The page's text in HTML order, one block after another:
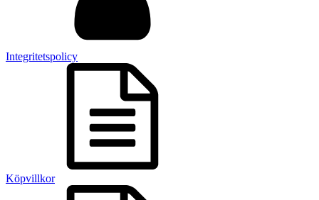
Integritetspolicy
Köpvillkor